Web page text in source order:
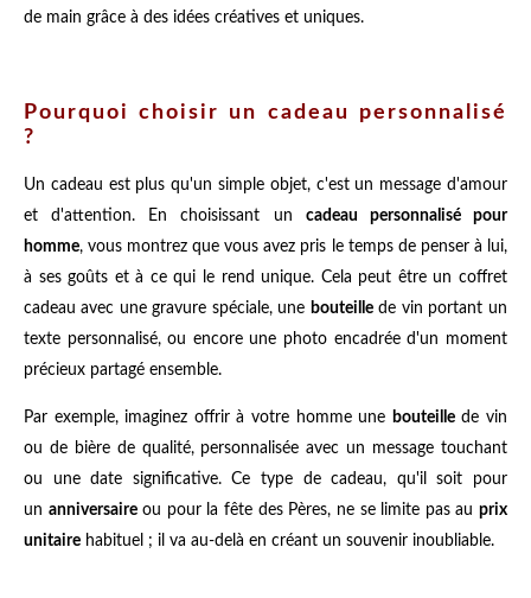
de main grâce à des idées créatives et uniques.
Pourquoi choisir un cadeau personnalisé
?
Un cadeau est plus qu'un simple objet, c'est un message d'amour
et d'attention. En choisissant un cadeau personnalisé pour
homme, vous montrez que vous avez pris le temps de penser à lui,
à ses goûts et à ce qui le rend unique. Cela peut être un coffret
cadeau avec une gravure spéciale, une bouteille de vin portant un
texte personnalisé, ou encore une photo encadrée d'un moment
précieux partagé ensemble.
Par exemple, imaginez offrir à votre homme une bouteillede vin
ou de bière de qualité, personnalisée avec un message touchant
ou une date significative. Ce type de cadeau, qu'il soit pour
un anniversaireou pour la fête des Pères, ne se limite pas auprix
unitaire habituel ; il va au-delà en créant un souvenir inoubliable.